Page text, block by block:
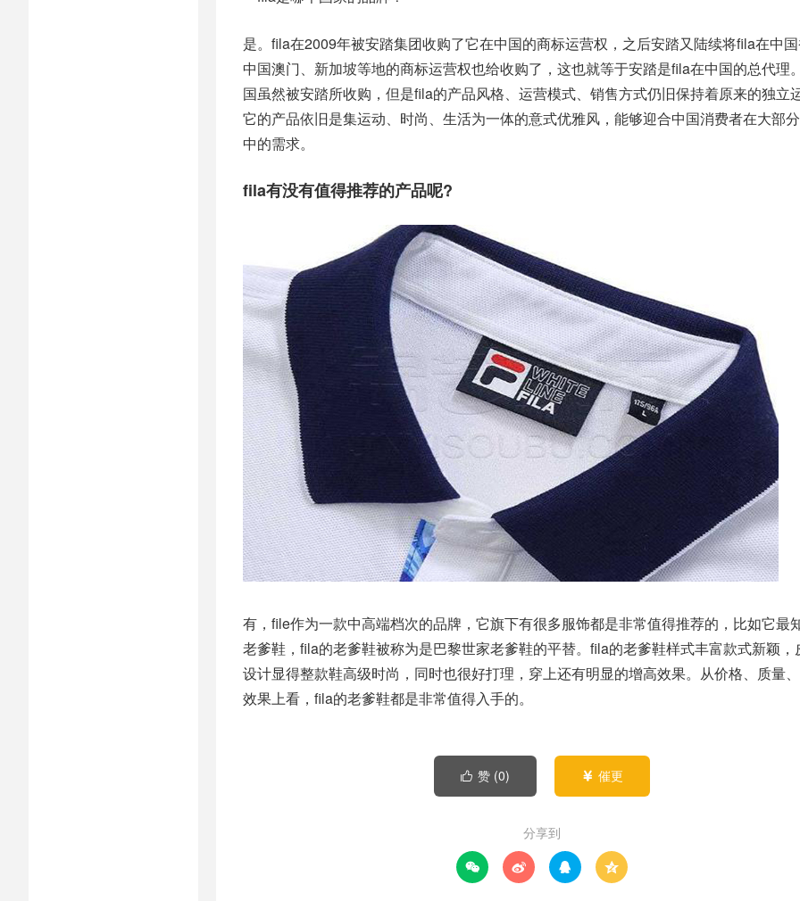
是。fila在2009年被安踏集团收购了它在中国的商标运营权，之后安踏又陆续将fila在中
中国澳门、新加坡等地的商标运营权也给收购了，这也就等于安踏是fila在中国的总代理
国虽然被安踏所收购，但是fila的产品风格、运营模式、销售方式仍旧保持着原来的独立
它的产品依旧是集运动、时尚、生活为一体的意式优雅风，能够迎合中国消费者在大部
中的需求。
fila有没有值得推荐的产品呢?
有，file作为一款中高端档次的品牌，它旗下有很多服饰都是非常值得推荐的，比如它最
老爹鞋，fila的老爹鞋被称为是巴黎世家老爹鞋的平替。fila的老爹鞋样式丰富款式新颖，
设计显得整款鞋高级时尚，同时也很好打理，穿上还有明显的增高效果。从价格、质量
效果上看，fila的老爹鞋都是非常值得入手的。
 赞 (0)  催更
分享到
   